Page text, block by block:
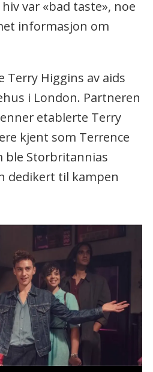
var «bad taste», noe
informasjon om
Terry Higgins av aids
i London. Partneren
etablerte Terry
kjent som Terrence
ble Storbritannias
dedikert til kampen